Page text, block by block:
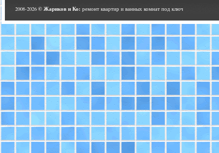
2008-2026© Жариков и Ко: ремонт квартир и ванных комнат под ключ